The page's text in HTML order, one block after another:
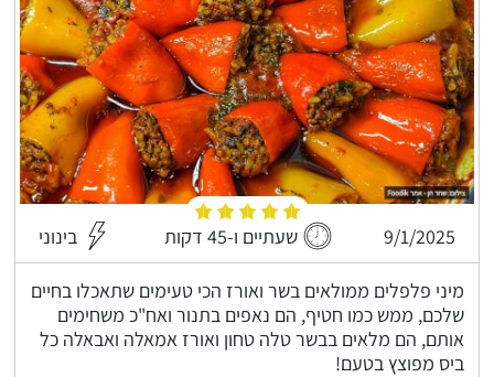
9/1/2025 שעתיים ו-45 דקות בינוני
מיני פלפלים ממולאים בשר ואורז הכי טעימים שתאכלו בחיים
שלכם, ממש כמו חטיף, הם נאפים בתנור ואח"כ משחימים
אותם, הם מלאים בבשר טלה טחון ואורז אמאלה ואבאלה כל
ביס מפוצץ בטעם!